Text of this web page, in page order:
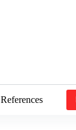
References